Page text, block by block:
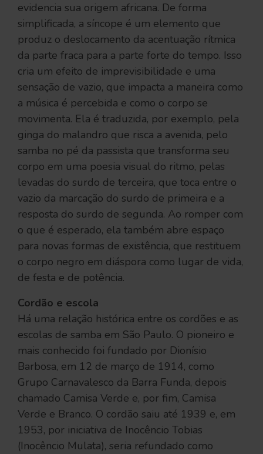
evidencia sua origem africana. De forma
simplificada, a síncope é um elemento que
produz o deslocamento da acentuação rítmica
da parte fraca para a parte forte do tempo. Isso
cria um efeito de imprevisibilidade e uma
sensação de vazio, que impacta a maneira como
a música é percebida e como o corpo se
movimenta. Ela é traduzida, por exemplo, pela
ginga do malandro que risca a avenida, pelo
samba no pé da passista que transforma seu
corpo em uma poesia visual do ritmo, pelas
levadas do surdo de terceira, que toca entre o
vazio da marcação do surdo de primeira e a
resposta do surdo de segunda. Ao romper com
o que é esperado, ela também abre espaço
para novas formas de existência, que restituem
o corpo negro em diáspora como lugar de vida,
de festa e de potência.
Cordão e escola
Há uma relação histórica entre os cordões e as
escolas de samba em São Paulo. O pioneiro e
mais conhecido foi fundado por Dionísio
Barbosa, em 12 de março de 1914, como
Grupo Carnavalesco da Barra Funda, depois
chamado Camisa Verde e, por fim, Camisa
Verde e Branco. O cordão saiu até 1939 e, em
1953, por iniciativa de Inocêncio Tobias
(Inocêncio Mulata), seria refundado como